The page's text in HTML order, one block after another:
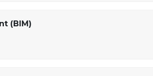
(BIM)